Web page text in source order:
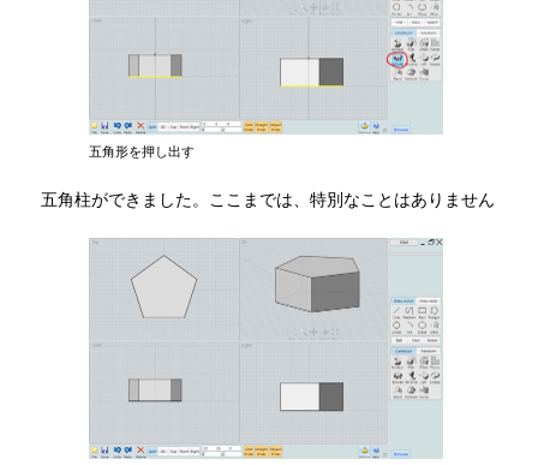
五角形を押し出す
五角柱ができました。ここまでは、特別なことはありません